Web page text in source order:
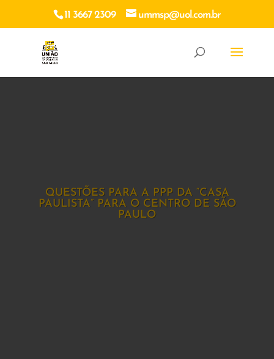
11 3667 2309 ummsp@uol.com.br
QUESTÕES PARA A PPP DA “CASA
PAULISTA” PARA O CENTRO DE SÃO
PAULO